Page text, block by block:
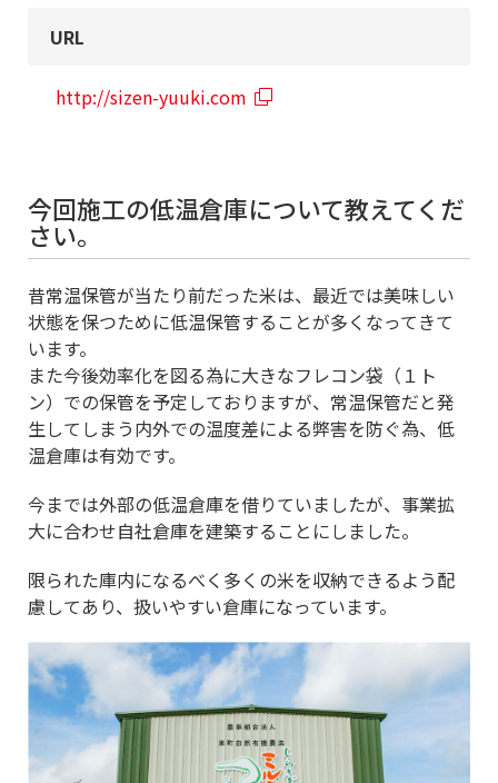
URL
http://sizen-yuuki.com
今回施工の低温倉庫について教えてくだ
さい。
昔常温保管が当たり前だった米は、最近では美味しい
状態を保つために低温保管することが多くなってきて
います。
また今後効率化を図る為に大きなフレコン袋（１ト
ン）での保管を予定しておりますが、常温保管だと発
生してしまう内外での温度差による弊害を防ぐ為、低
温倉庫は有効です。
今までは外部の低温倉庫を借りていましたが、事業拡
大に合わせ自社倉庫を建築することにしました。
限られた庫内になるべく多くの米を収納できるよう配
慮してあり、扱いやすい倉庫になっています。